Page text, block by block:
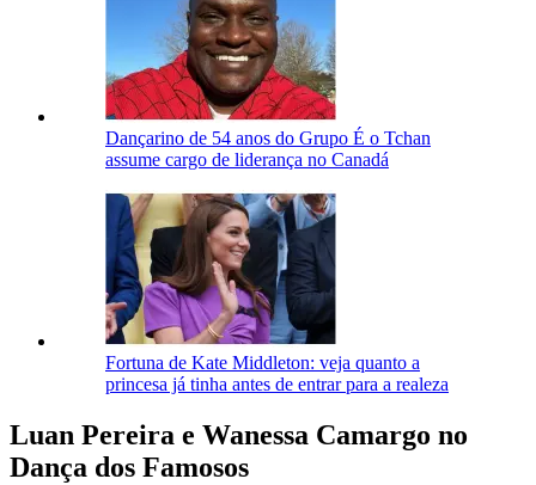
Dançarino de 54 anos do Grupo É o Tchan
assume cargo de liderança no Canadá
Fortuna de Kate Middleton: veja quanto a
princesa já tinha antes de entrar para a realeza
Luan Pereira e Wanessa Camargo no
Dança dos Famosos